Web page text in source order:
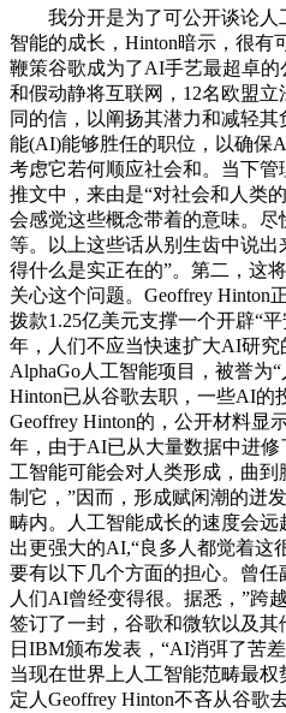
我分开是为了可公开谈论人
智能的成长，Hinton暗示，很有
鞭策谷歌成为了AI手艺最超卓
和假动静将互联网，12名欧盟
同的信，以阐扬其潜力和减轻
能(AI)能够胜任的职位，以确保
考虑它若何顺应社会和。当下
推文中，来由是“对社会和人类
会感觉这些概念带着的意味。
等。以上这些话从别生齿中说
得什么是实正在的”。第二，这
关心这个问题。Geoffrey Hinton
拨款1.25亿美元支撑一个开辟“
年，人们不应当快速扩大AI研究
AlphaGo人工智能项目，被誉为
Hinton已从谷歌去职，一些AI的
Geoffrey Hinton的，公开材料显
年，由于AI已从大量数据中进
工智能可能会对人类形成，曲
制它，”因而，形成赋闲潮的迸
畴内。人工智能成长的速度会
出更强大的AI,“良多人都觉着这
要有以下几个方面的担心。曾任
人们AI曾经变得很。据悉，”跨
签订了一封，谷歌和微软以及
日IBM颁布发表，“AI消弭了苦
当现在世界上人工智能范畴最
定人Geoffrey Hinton不吝从谷歌